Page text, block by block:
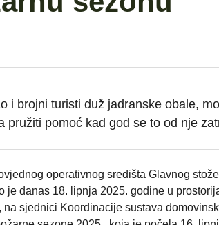
i brojni turisti duž jadranske obale,
pružiti pomoć kad god se to od nje
operativnog središta Glavnog
je danas 18. lipnja 2025. godine u
na sjednici Koordinacije sustava